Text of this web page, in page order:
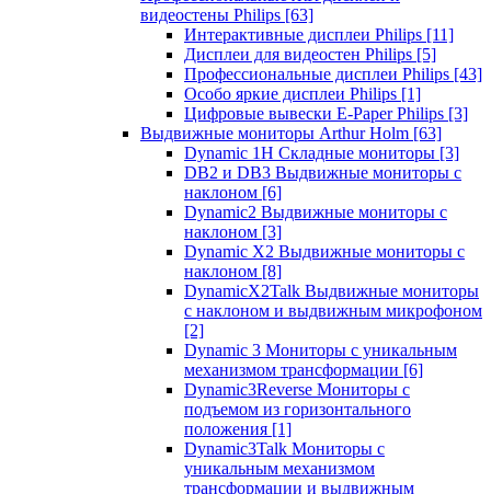
видеостены Philips [63]
Интерактивные дисплеи Philips [11]
Дисплеи для видеостен Philips [5]
Профессиональные дисплеи Philips [43]
Особо яркие дисплеи Philips [1]
Цифровые вывески E-Paper Philips [3]
Выдвижные мониторы Arthur Holm [63]
Dynamic 1Н Складные мониторы [3]
DB2 и DB3 Выдвижные мониторы с
наклоном [6]
Dynamic2 Выдвижные мониторы с
наклоном [3]
Dynamic X2 Выдвижные мониторы с
наклоном [8]
DynamicX2Talk Выдвижные мониторы
с наклоном и выдвижным микрофоном
[2]
Dynamic 3 Мониторы с уникальным
механизмом трансформации [6]
Dynamic3Reverse Мониторы с
подъемом из горизонтального
положения [1]
Dynamic3Talk Мониторы с
уникальным механизмом
трансформации и выдвижным